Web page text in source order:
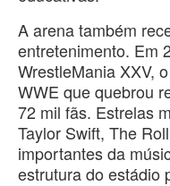
A arena também
entretenimento. Em
WrestleMania XXV,
WWE que quebrou
72 mil fãs. Estrelas
Taylor Swift, The
importantes da
estrutura do estádio